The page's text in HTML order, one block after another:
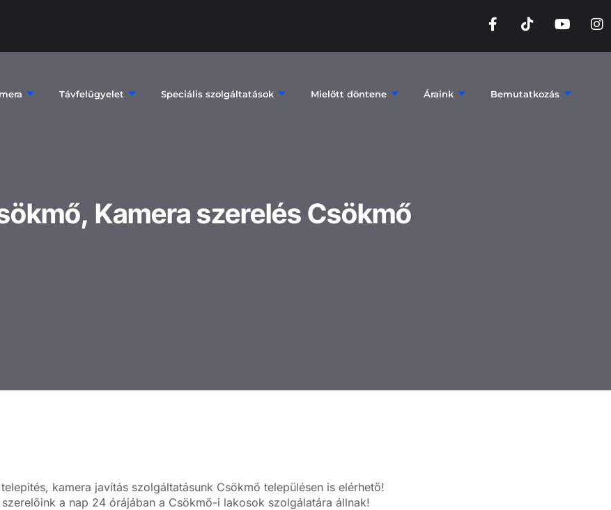
Távfelügyelet Speciális szolgáltatások Mielőtt döntene Áraink Bemutatkozás
Kamera szerelés Csökmő
kamera javítás szolgáltatásunk Csökmő településen is elérhető!
a nap 24 órájában a Csökmő-i lakosok szolgálatára állnak!